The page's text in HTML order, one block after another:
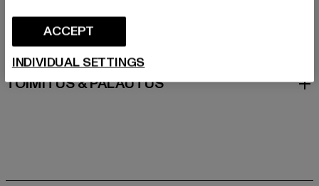
MITOITUS
HOITO-OHJEET
TOIMITUS & PALAUTUS
ACCEPT
INDIVIDUAL SETTINGS